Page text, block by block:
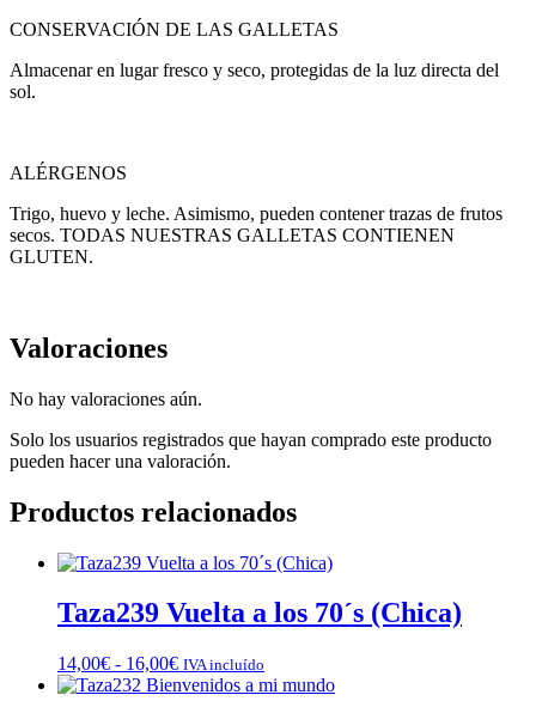
CONSERVACIÓN DE LAS GALLETAS
Almacenar en lugar fresco y seco, protegidas de la luz directa del
sol.
ALÉRGENOS
Trigo, huevo y leche. Asimismo, pueden contener trazas de frutos
secos. TODAS NUESTRAS GALLETAS CONTIENEN
GLUTEN.
Valoraciones
No hay valoraciones aún.
Solo los usuarios registrados que hayan comprado este producto
pueden hacer una valoración.
Productos relacionados
Taza239 Vuelta a los 70´s (Chica)
14,00€ - 16,00€Rango
de
IVA incluído